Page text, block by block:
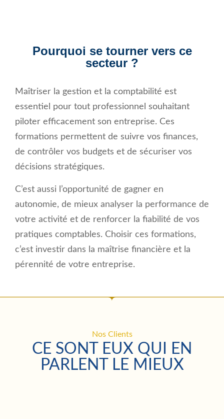
Pourquoi se tourner vers ce
secteur ?
Maîtriser la gestion et la comptabilité est
essentiel pour tout professionnel souhaitant
piloter efficacement son entreprise. Ces
formations permettent de suivre vos finances,
de contrôler vos budgets et de sécuriser vos
décisions stratégiques.
C’est aussi l’opportunité de gagner en
autonomie, de mieux analyser la performance de
votre activité et de renforcer la fiabilité de vos
pratiques comptables. Choisir ces formations,
c’est investir dans la maîtrise financière et la
pérennité de votre entreprise.
Nos Clients
CE SONT EUX QUI EN
PARLENT LE MIEUX